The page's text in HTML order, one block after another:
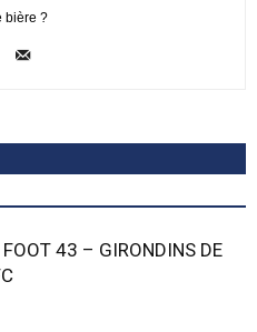
bière ?
FOOT 43 – GIRONDINS DE